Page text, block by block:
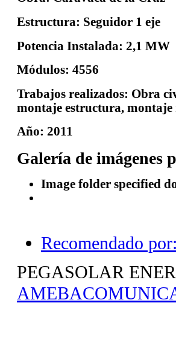
Estructura: Seguidor 1 eje
Potencia Instalada: 2,1 MW
Módulos: 4556
Trabajos realizados: Obra
montaje estructura, montaje
Año: 2011
Galería de imágenes
Image folder specified
Recomendado
PEGASOLAR